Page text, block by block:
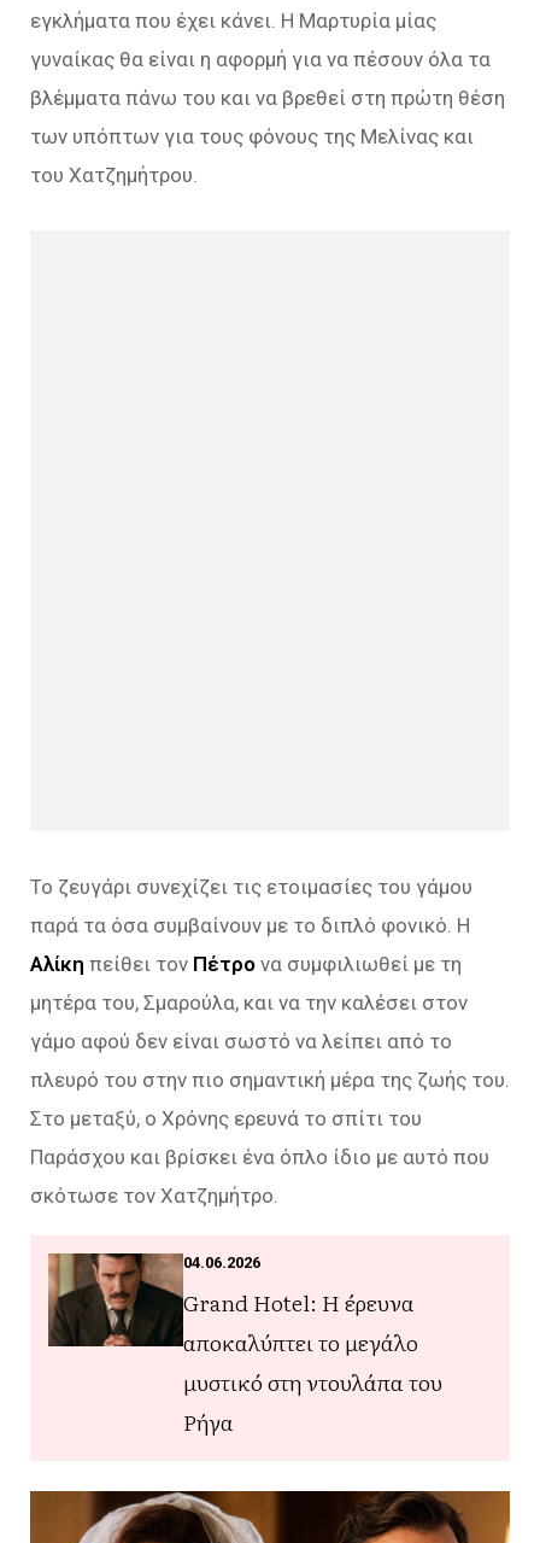
εγκλήματα που έχει κάνει. Η Μαρτυρία μίας
γυναίκας θα είναι η αφορμή για να πέσουν όλα τα
βλέμματα πάνω του και να βρεθεί στη πρώτη θέση
των υπόπτων για τους φόνους της Μελίνας και
του Χατζημήτρου.
Το ζευγάρι συνεχίζει τις ετοιμασίες του γάμου
παρά τα όσα συμβαίνουν με το διπλό φονικό. Η
Αλίκη πείθει τον Πέτρο να συμφιλιωθεί με τη
μητέρα του, Σμαρούλα, και να την καλέσει στον
γάμο αφού δεν είναι σωστό να λείπει από το
πλευρό του στην πιο σημαντική μέρα της ζωής του.
Στο μεταξύ, ο Χρόνης ερευνά το σπίτι του
Παράσχου και βρίσκει ένα όπλο ίδιο με αυτό που
σκότωσε τον Χατζημήτρο.
04.06.2026
Grand Hotel: Η έρευνα
αποκαλύπτει το μεγάλο
μυστικό στη ντουλάπα του
Ρήγα